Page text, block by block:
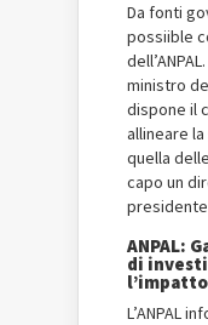
Da fonti
possiible
ministro
dispone il
allineare la
quella
capo un
ANPAL:
di
L’ANPAL